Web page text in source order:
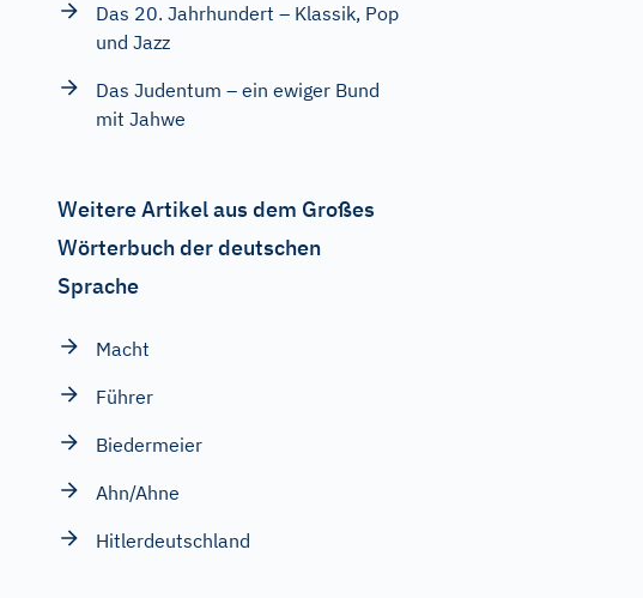
Das 20. Jahrhundert – Klassik, Pop
und Jazz
Das Judentum – ein ewiger Bund
mit Jahwe
Weitere Artikel aus dem Großes
Wörterbuch der deutschen
Sprache
Macht
Führer
Biedermeier
Ahn/Ahne
Hitlerdeutschland